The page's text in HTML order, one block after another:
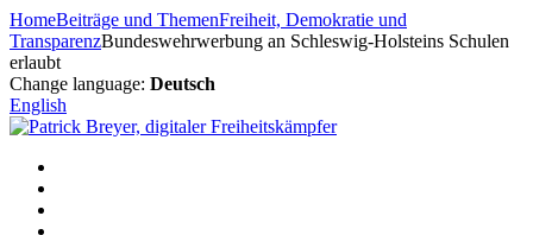
Zum
Inhalt
springen
HomeBeiträge und ThemenFreiheit, Demokratie und
TransparenzBundeswehrwerbung an Schleswig-Holsteins Schulen
erlaubt
Change language: Deutsch
English